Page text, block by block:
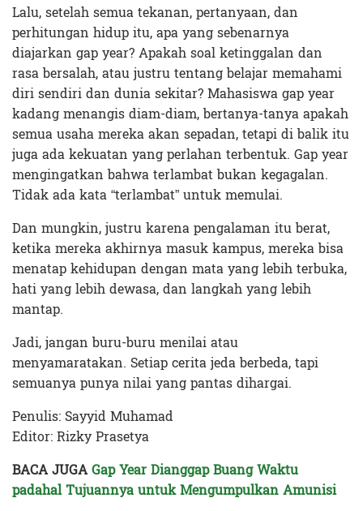
Lalu, setelah semua tekanan, pertanyaan, dan
perhitungan hidup itu, apa yang sebenarnya
diajarkan gap year? Apakah soal ketinggalan dan
rasa bersalah, atau justru tentang belajar memahami
diri sendiri dan dunia sekitar? Mahasiswa gap year
kadang menangis diam-diam, bertanya-tanya apakah
semua usaha mereka akan sepadan, tetapi di balik itu
juga ada kekuatan yang perlahan terbentuk. Gap year
mengingatkan bahwa terlambat bukan kegagalan.
Tidak ada kata “terlambat” untuk memulai.
Dan mungkin, justru karena pengalaman itu berat,
ketika mereka akhirnya masuk kampus, mereka bisa
menatap kehidupan dengan mata yang lebih terbuka,
hati yang lebih dewasa, dan langkah yang lebih
mantap.
Jadi, jangan buru-buru menilai atau
menyamaratakan. Setiap cerita jeda berbeda, tapi
semuanya punya nilai yang pantas dihargai.
Penulis: Sayyid Muhamad
Editor: Rizky Prasetya
BACA JUGAGap Year Dianggap Buang Waktu
padahal Tujuannya untuk Mengumpulkan Amunisi